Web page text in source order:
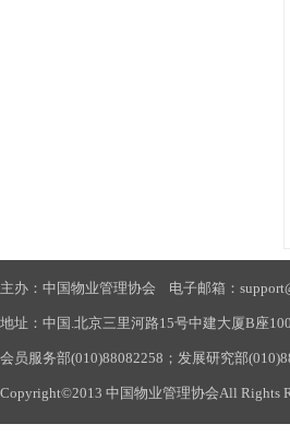
主办：中国物业管理协会 电子邮箱：
地址：中国.北京三里河路15号中建大厦B座
会员服务部(010)88082258；发展研究部
Copyright©2013 中国物业管理协会All Rights